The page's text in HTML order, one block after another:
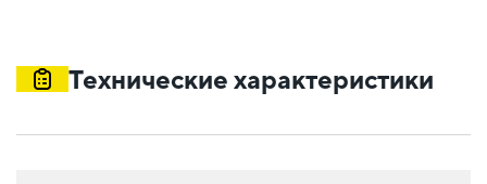
Технические характеристики